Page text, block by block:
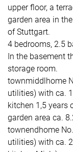
upper floor, a
garden area in
of Stuttgart.
4 bedrooms, 2.5
In the basement
storage room.
townmiddlhome
utilities) with ca.
kitchen 1,5 years
garden area ca.
townendhome
utilities) with ca.